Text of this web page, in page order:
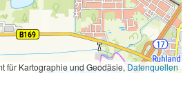
für Kartographie und Geodäsie,Datenquellen